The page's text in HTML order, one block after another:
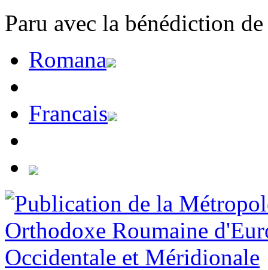
Paru avec la bénédiction
Romana
Francais